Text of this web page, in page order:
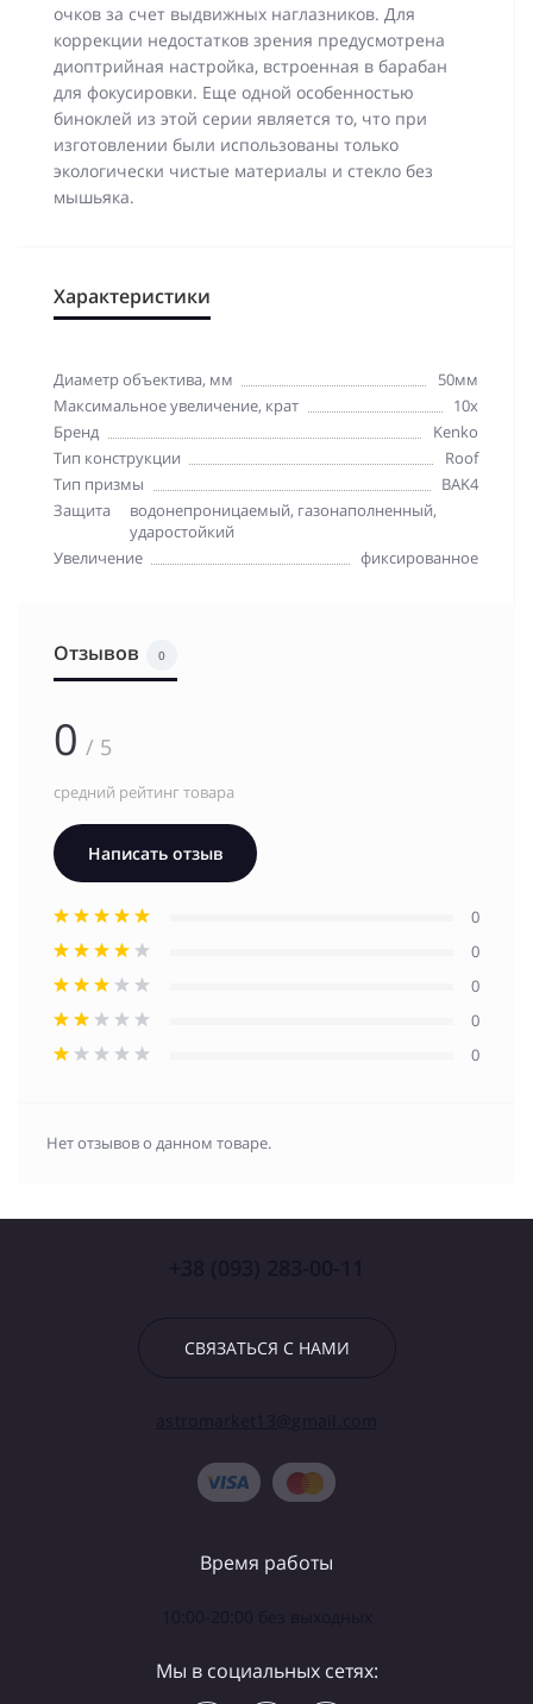
очков за счет выдвижных наглазников. Для
коррекции недостатков зрения предусмотрена
диоптрийная настройка, встроенная в барабан
для фокусировки. Еще одной особенностью
биноклей из этой серии является то, что при
изготовлении были использованы только
экологически чистые материалы и стекло без
мышьяка.
Характеристики
Диаметр объектива, мм
50мм
Максимальное увеличение, крат
10x
Бренд
Kenko
Тип конструкции
Roof
Тип призмы
BAK4
Защита
водонепроницаемый, газонаполненный,
ударостойкий
Увеличение
фиксированное
Отзывов 0
0 / 5
средний рейтинг товара
Написать отзыв
0
0
0
0
0
Нет отзывов о данном товаре.
СВЯЗАТЬСЯ С НАМИ
Время работы
Мы в социальных сетях: